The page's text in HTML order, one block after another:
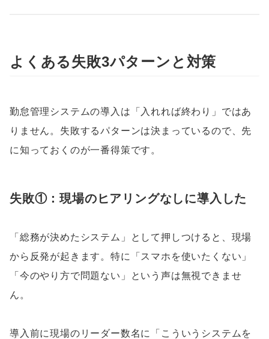
よくある失敗3パターンと対策
勤怠管理システムの導入は「入れれば終わり」ではあ
りません。失敗するパターンは決まっているので、先
に知っておくのが一番得策です。
失敗①：現場のヒアリングなしに導入した
「総務が決めたシステム」として押しつけると、現場
から反発が起きます。特に「スマホを使いたくない」
「今のやり方で問題ない」という声は無視できませ
ん。
導入前に現場のリーダー数名に「こういうシステムを